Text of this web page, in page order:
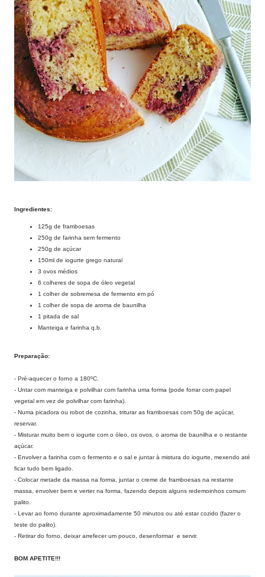
Ingredientes:
125g de framboesas
250g de farinha sem fermento
250g de açúcar
150ml de iogurte grego natural
3 ovos médios
6 colheres de sopa de óleo vegetal
1 colher de sobremesa de fermento em pó
1 colher de sopa de aroma de baunilha
1 pitada de sal
Manteiga e farinha q.b.
Preparação:
- Pré-aquecer o forno a 180ºC.
- Untar com manteiga e polvilhar com farinha uma forma (pode forrar com papel
vegetal em vez de polvilhar com farinha).
- Numa picadora ou robot de cozinha, triturar as framboesas com 50g de açúcar,
reservar.
- Misturar muito bem o iogurte com o óleo, os ovos, o aroma de baunilha e o restante
açúcar.
- Envolver a farinha com o fermento e o sal e juntar à mistura do iogurte, mexendo até
ficar tudo bem ligado.
- Colocar metade da massa na forma, juntar o creme de framboesas na restante
massa, envolver bem e verter na forma, fazendo depois alguns redemoinhos comum
palito.
- Levar ao forno durante aproximadamente 50 minutos ou até estar cozido (fazer o
teste do palito).
- Retirar do forno, deixar arrefecer um pouco, desenformar e servir.
BOM APETITE!!!